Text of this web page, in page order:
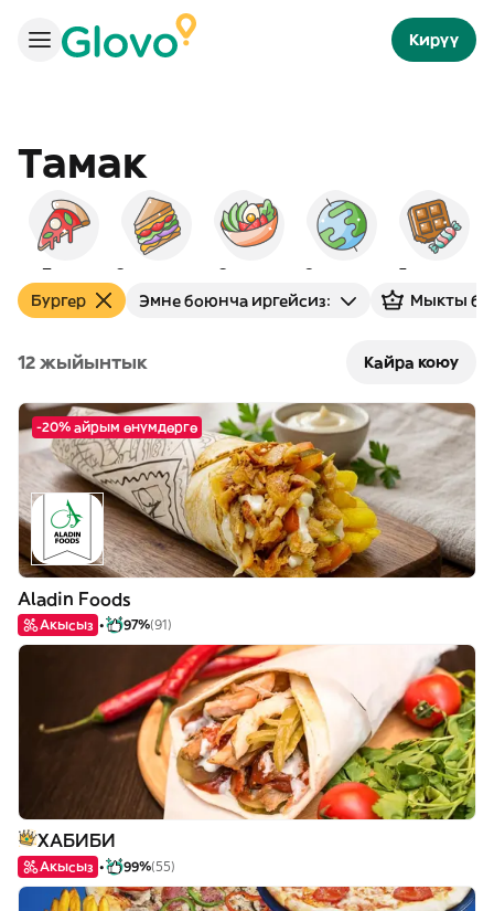
Кирүү
Тамак
Пицца Сэндвичтер Салаттар Эл аралык Десерттер
Бургер Эмне боюнча иргейсиз: Мыкты
12 жыйынтык Кайра коюу
-20% айрым өнүмдөргө
Aladin Foods
Акысыз 97%(91)
ХАБИБИ
Акысыз 99%(55)